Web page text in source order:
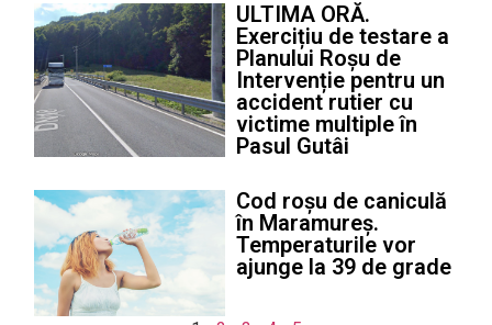
ULTIMA ORĂ.
Exercițiu de testare a
Planului Roșu de
Intervenție pentru un
accident rutier cu
victime multiple în
Pasul Gutâi
Cod roșu de caniculă
în Maramureș.
Temperaturile vor
ajunge la 39 de grade